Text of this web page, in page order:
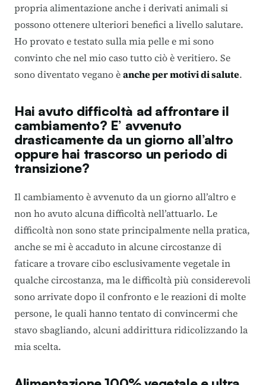
propria alimentazione anche i derivati animali si
possono ottenere ulteriori benefici a livello salutare.
Ho provato e testato sulla mia pelle e mi sono
convinto che nel mio caso tutto ciò è veritiero. Se
sono diventato vegano èanche per motivi di salute.
Hai avuto difficoltà ad affrontare il
cambiamento? E’ avvenuto
drasticamente da un giorno all’altro
oppure hai trascorso un periodo di
transizione?
Il cambiamento è avvenuto da un giorno all’altro e
non ho avuto alcuna difficoltà nell’attuarlo. Le
difficoltà non sono state principalmente nella pratica,
anche se mi è accaduto in alcune circostanze di
faticare a trovare cibo esclusivamente vegetale in
qualche circostanza, ma le difficoltà più considerevoli
sono arrivate dopo il confronto e le reazioni di molte
persone, le quali hanno tentato di convincermi che
stavo sbagliando, alcuni addirittura ridicolizzando la
mia scelta.